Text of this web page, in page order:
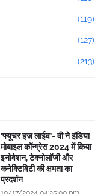
(119)
(127)
(213)
‘फ्यूचर इज़ लाईव’- वी ने इंडिया
मोबाइल कॉन्ग्रेस 2024 में किया
इनोवेशन, टेक्नोलॉजी और
कनेक्टिविटी की क्षमता का
प्रदर्शन